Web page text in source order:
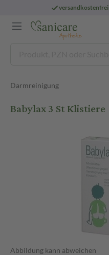
versandkostenfrei
Darmreinigung
Babylax 3 St Klistiere
Abbildung kann abweichen